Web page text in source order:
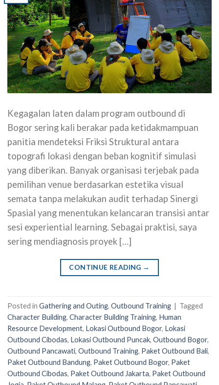
Kegagalan laten dalam program outbound di
Bogor sering kali berakar pada ketidakmampuan
panitia mendeteksi Friksi Struktural antara
topografi lokasi dengan beban kognitif simulasi
yang diberikan. Banyak organisasi terjebak pada
pemilihan venue berdasarkan estetika visual
semata tanpa melakukan audit terhadap Sinergi
Spasial yang menentukan kelancaran transisi antar
sesi experiential learning. Sebagai praktisi, saya
sering mendiagnosis proyek […]
CONTINUE READING →
Posted in Gathering and Outing, Outbound Training | Tagged
Character Building, Character Building Training, Human
Resource Development, Lokasi Outbound Bogor, Lokasi
Outbound Cibodas, Lokasi Outbound Puncak, Outbound Bogor,
Outbound Pancawati, Outbound Training, Paket Outbound Bali,
Paket Outbound Bandung, Paket Outbound Bogor, Paket
Outbound Cibodas, Paket Outbound Jakarta, Paket Outbound